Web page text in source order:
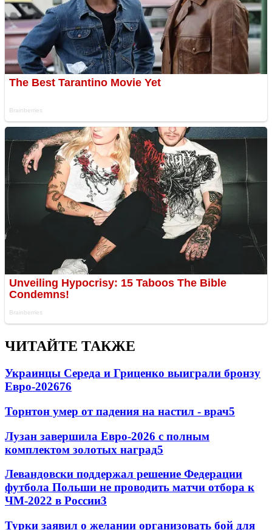
ЧИТАЙТЕ ТАКЖЕ
Украинцы Середа и Гриценко выиграли бронзу
Евро-202676
Торнтон умер от падения на настил - врач5
Лузан завершила Евро-2026 с полным
комплектом золотых наград5
Левандовски поддержал решение Федерации
футбола Польши не проводить матчи отбора к
ЧМ-2022 в России3
Турки заявил о желании организовать бой для